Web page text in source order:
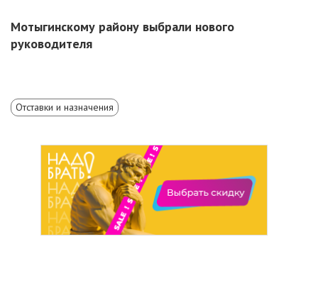
Мотыгинскому району выбрали нового
руководителя
Отставки и назначения